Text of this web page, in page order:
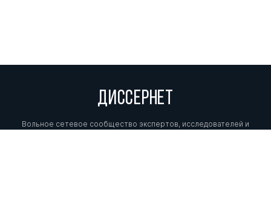
ДИССЕРНЕТ
Вольное сетевое сообщество экспертов, исследователей и